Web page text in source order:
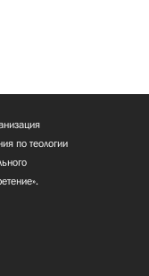
по теологии